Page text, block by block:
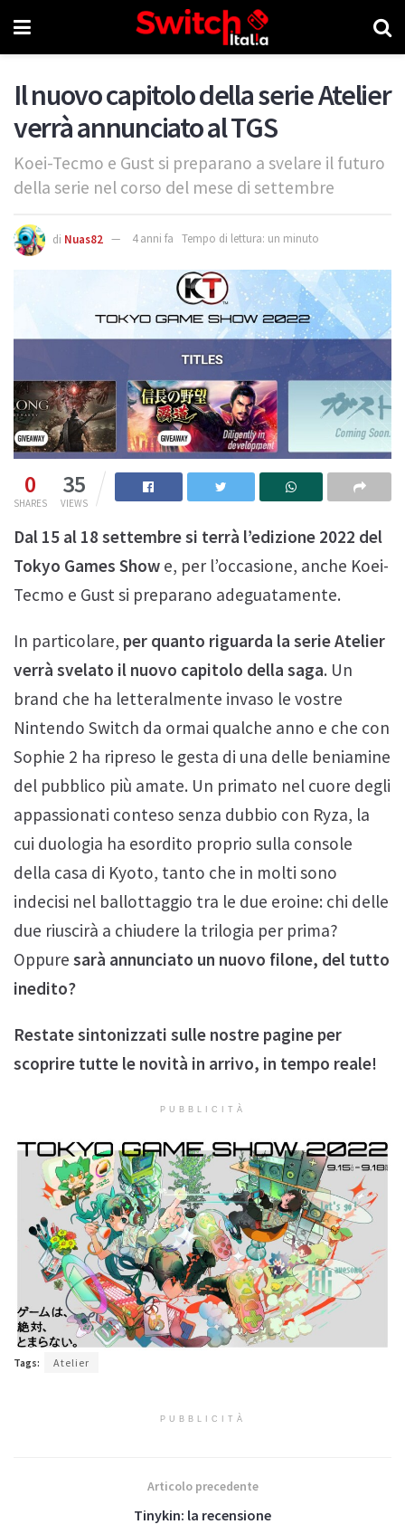
Il nuovo capitolo della serie Atelier
verrà annunciato al TGS
Koei-Tecmo e Gust si preparano a svelare il futuro
della serie nel corso del mese di settembre
di Nuas82 4 anni fa Tempo di lettura: un minuto
0
SHARES
35
VIEWS
Dal 15 al 18 settembre si terrà l’edizione 2022 del
Tokyo Games Show e, per l’occasione, anche Koei-
Tecmo e Gust si preparano adeguatamente.
In particolare, per quanto riguarda la serie Atelier
verrà svelato il nuovo capitolo della saga. Un
brand che ha letteralmente invaso le vostre
Nintendo Switch da ormai qualche anno e che con
Sophie 2 ha ripreso le gesta di una delle beniamine
del pubblico più amate. Un primato nel cuore degli
appassionati conteso senza dubbio con Ryza, la
cui duologia ha esordito proprio sulla console
della casa di Kyoto, tanto che in molti sono
indecisi nel ballottaggio tra le due eroine: chi delle
due riuscirà a chiudere la trilogia per prima?
Oppure sarà annunciato un nuovo filone, del tutto
inedito?
Restate sintonizzati sulle nostre pagine per
scoprire tutte le novità in arrivo, in tempo reale!
PUBBLICITÀ
Tags: Atelier
PUBBLICITÀ
Articolo precedente
Tinykin: la recensione